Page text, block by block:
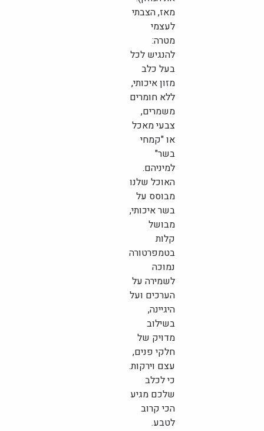
מאז, הצבתי
לעצמי
מטרה:
להנגיש לכל
בעל כלב
מזון איכותי,
ללא חומרים
משמרים,
צבעי מאכל
או "קמחי
בשר"
למיניהם.
האוכל שלנו
מבוסס על
בשר איכותי,
מבושל
קלות
בטמפרטורה
נמוכה
לשמירה על
הערכים ועל
היגיינה,
בשילוב
מדויק של
חלקי פנים,
עצם וירקות.
כי לכלב
שלכם מגיע
הכי קרוב
לטבע.